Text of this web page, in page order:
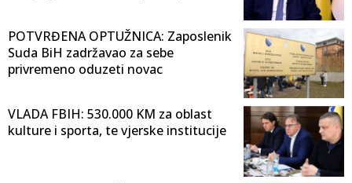
POTVRĐENA OPTUŽNICA: Zaposlenik
Suda BiH zadržavao za sebe
privremeno oduzeti novac
VLADA FBIH: 530.000 KM za oblast
kulture i sporta, te vjerske institucije